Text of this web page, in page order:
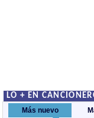
LO + EN
Más nuevo